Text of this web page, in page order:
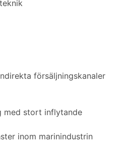
försäljningskanaler
med stort inflytande
inom marinindustrin